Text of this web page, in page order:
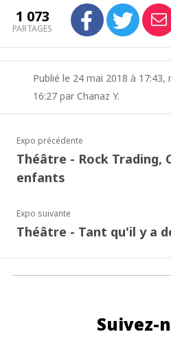
1 073
PARTAGES
Publié le 24 mai 2018 à
16:27 par Chanaz Y.
Expo précédente
Théâtre - Rock Trading,
enfants
Expo suivante
Théâtre - Tant qu'il y a
Suivez-